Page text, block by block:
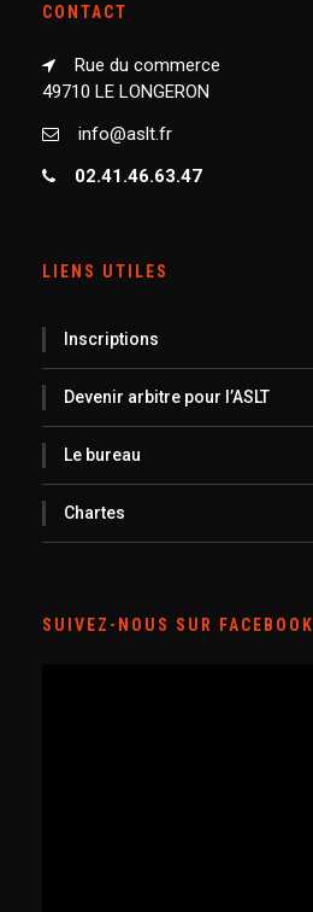
CONTACT
Rue du commerce
49710 LE LONGERON
info@aslt.fr
02.41.46.63.47
LIENS UTILES
Inscriptions
Devenir arbitre pour l’ASLT
Le bureau
Chartes
SUIVEZ-NOUS SUR FACEBOOK